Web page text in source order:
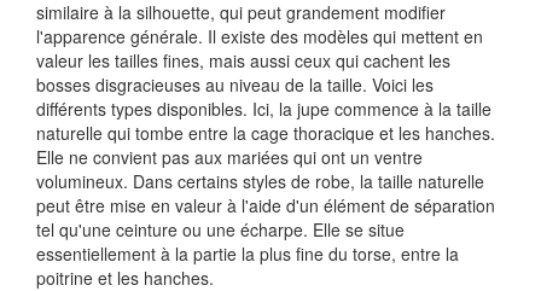
similaire à la silhouette, qui peut grandement modifier
l'apparence générale. Il existe des modèles qui mettent en
valeur les tailles fines, mais aussi ceux qui cachent les
bosses disgracieuses au niveau de la taille. Voici les
différents types disponibles. Ici, la jupe commence à la taille
naturelle qui tombe entre la cage thoracique et les hanches.
Elle ne convient pas aux mariées qui ont un ventre
volumineux. Dans certains styles de robe, la taille naturelle
peut être mise en valeur à l'aide d'un élément de séparation
tel qu'une ceinture ou une écharpe. Elle se situe
essentiellement à la partie la plus fine du torse, entre la
poitrine et les hanches.